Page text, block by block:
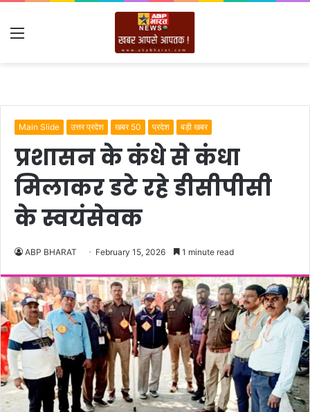
Menu
Main Slide उत्तर प्रदेश खबर 50 प्रदेश बड़ी खबर
प्रशासन के कंधे से कंधा
मिलाकर डटे रहे डीसीपीसी
के स्वयंसेवक
ABP BHARAT February 15, 2026 1 minute read